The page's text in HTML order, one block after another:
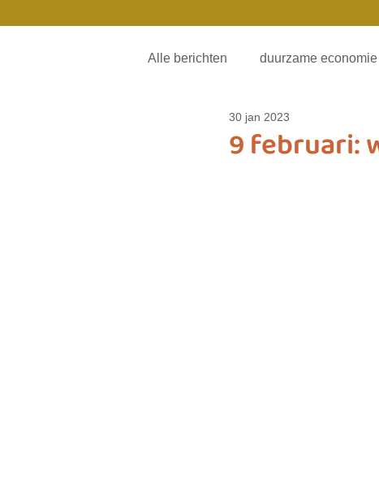
Alle berichten duurzame economie
energietransitie9 februari:
30 jan 2023